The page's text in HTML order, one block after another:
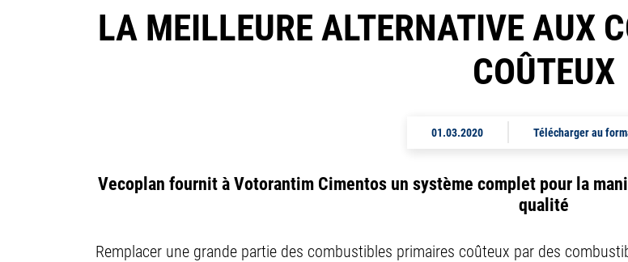
LA MEILLEURE ALTERNATIVE AUX
COÛTEUX
01.03.2020 Télécharger au
Vecoplan fournit à Votorantim Cimentos un système complet pour la
qualité
Remplacer une grande partie des combustibles primaires coûteux par des